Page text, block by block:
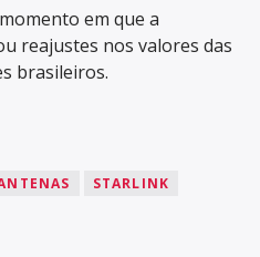
em que a
reajustes nos valores das
brasileiros.
STARLINK